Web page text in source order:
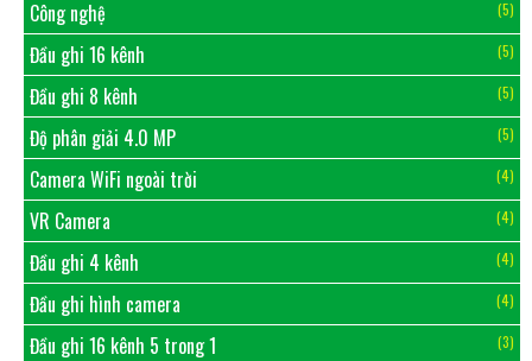
Công nghệ (5)
Đầu ghi 16 kênh (5)
Đầu ghi 8 kênh (5)
Độ phân giải 4.0 MP (5)
Camera WiFi ngoài trời (4)
VR Camera (4)
Đầu ghi 4 kênh (4)
Đầu ghi hình camera (4)
Đầu ghi 16 kênh 5 trong 1 (3)